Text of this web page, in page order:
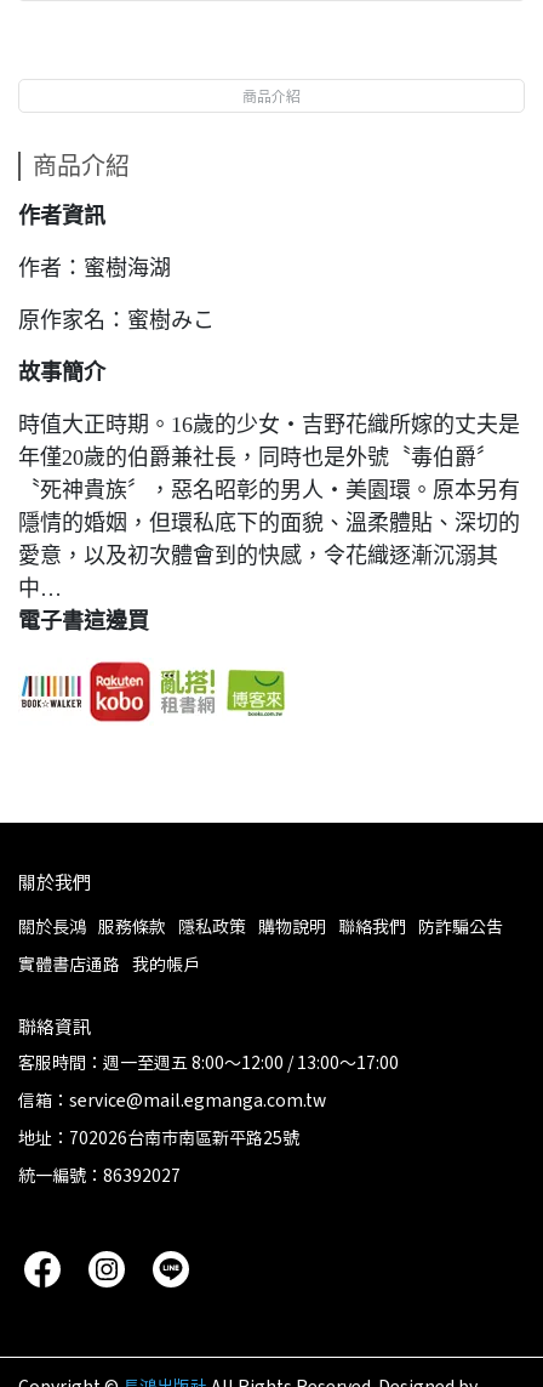
商品介紹
商品介紹
作者資訊
作者：蜜樹海湖
原作家名：蜜樹みこ
故事簡介
時值大正時期。16歲的少女‧吉野花織所嫁的丈夫是
年僅20歲的伯爵兼社長，同時也是外號〝毒伯爵〞
〝死神貴族〞，惡名昭彰的男人‧美園環。原本另有
隱情的婚姻，但環私底下的面貌、溫柔體貼、深切的
愛意，以及初次體會到的快感，令花織逐漸沉溺其
中…
電子書這邊買
關於我們
關於長鴻 服務條款 隱私政策 購物說明 聯絡我們 防詐騙公告
實體書店通路 我的帳戶
聯絡資訊
客服時間：週一至週五 8:00～12:00 / 13:00～17:00
信箱：service@mail.egmanga.com.tw
地址：702026台南市南區新平路25號
統一編號：86392027